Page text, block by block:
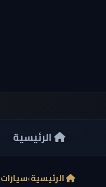
الرئيسية
الرئيسية›سيارات